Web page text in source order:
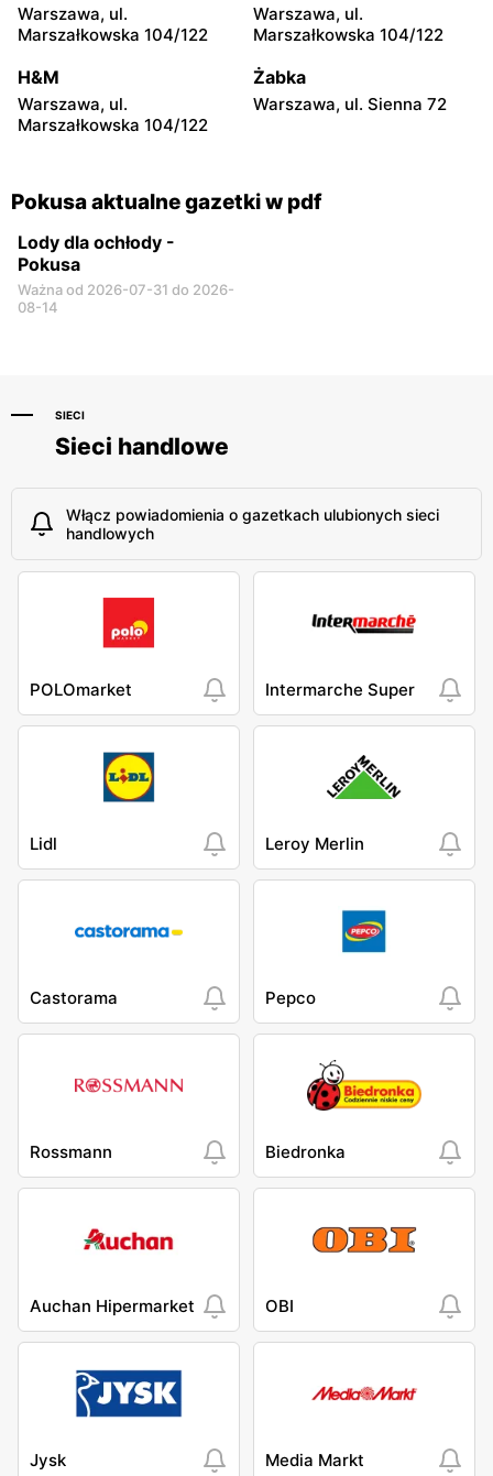
Wieliczka, ul.
Czarnochowice 158
Wieliczka, ul. Zabłocie 154
Pokusa
Wieliczka, ul.
Krzyszkowicka 14a
Pokusa
Chrzanów, ul. Stara Huta 17
Warszawa, ul.
Marszałkowska 104/122
Warszawa, ul.
Marszałkowska 104/122
H&M
Warszawa, ul.
Marszałkowska 104/122
Żabka
Warszawa, ul. Sienna 72
Pokusa aktualne gazetki w pdf
Lody dla ochłody -
Pokusa
Ważna od 2026-07-31 do 2026-
08-14
SIECI
Sieci handlowe
Włącz powiadomienia o gazetkach ulubionych sieci
handlowych
POLOmarket Intermarche Super
Lidl Leroy Merlin
Castorama Pepco
Rossmann Biedronka
Auchan Hipermarket OBI
Jysk Media Markt